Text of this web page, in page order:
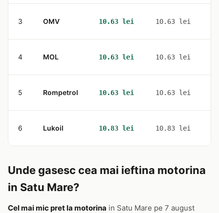
3 OMV 10.63 lei 10.63 lei
4 MOL 10.63 lei 10.63 lei
5 Rompetrol 10.63 lei 10.63 lei
6 Lukoil 10.83 lei 10.83 lei
Unde gasesc cea mai ieftina motorina
in Satu Mare?
Cel mai mic pret la motorina in Satu Mare pe 7 august